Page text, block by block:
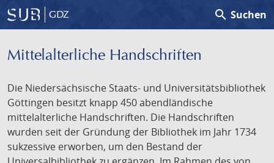
GDZ search Suchen
Mittelalterliche Handschriften
Die Niedersächsische Staats- und Universitätsbibliothek
Göttingen besitzt knapp 450 abendländische
mittelalterliche Handschriften. Die Handschriften
wurden seit der Gründung der Bibliothek im Jahr 1734
sukzessive erworben, um den Bestand der